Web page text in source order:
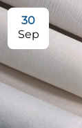
30
Sep